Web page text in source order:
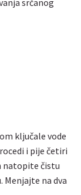
ključale vode
i pije četiri
natopite čistu
Menjajte na dva